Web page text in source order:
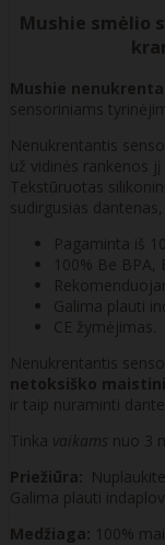
Mushie smėlio
Mushie
sensoriniams
Nenukrentantis
už vidinės rankenos
Tekstūruotas
sudirgusias
Pagaminta iš
100% Be BPA,
Galima plauti
CE žymėjimas.
Nenukrentantis
netoksiško
ir taip nuraminti
Tinka vaikams nuo 3
Priežiūra:
Galima plauti
Medžiaga: 100%